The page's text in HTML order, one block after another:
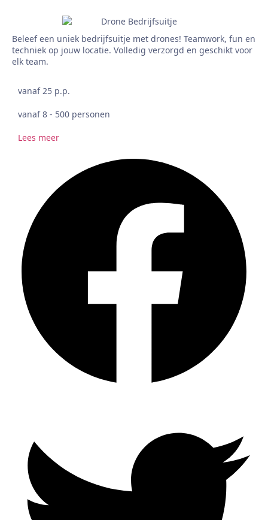
Beleef een uniek bedrijfsuitje met drones! Teamwork, fun en
techniek op jouw locatie. Volledig verzorgd en geschikt voor
elk team.
vanaf 25 p.p.
vanaf 8 - 500 personen
Lees meer